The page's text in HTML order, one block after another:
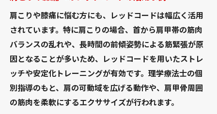
肩こりや膝痛に悩む方にも、レッドコードは幅広く活用
されています。特に肩こりの場合、首から肩甲帯の筋肉
バランスの乱れや、長時間の前傾姿勢による筋緊張が原
因となることが多いため、レッドコードを用いたストレ
ッチや安定化トレーニングが有効です。理学療法士の個
別指導のもと、肩の可動域を広げる動作や、肩甲骨周囲
の筋肉を柔軟にするエクササイズが行われます。